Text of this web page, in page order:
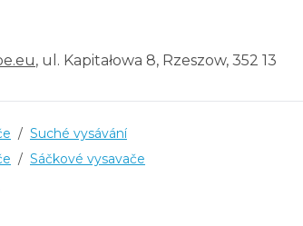
, ul. Kapitałowa 8, Rzeszow, 352 13
/ Suché vysávání
/ Sáčkové vysavače